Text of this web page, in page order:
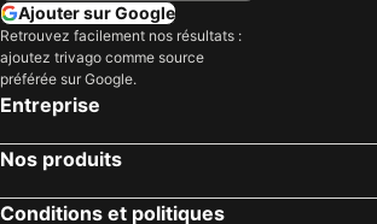
Ajouter sur Google
Retrouvez facilement nos résultats :
ajoutez trivago comme source
préférée sur Google.
Entreprise
Nos produits
Conditions et politiques